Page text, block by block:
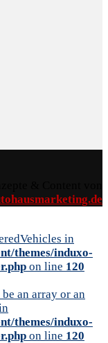
in
themes/induxo-
on line 120
an array or an
themes/induxo-
on line 120